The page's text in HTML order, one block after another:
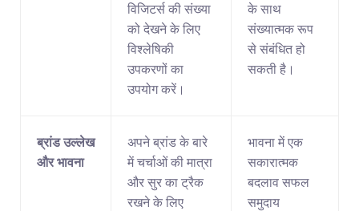
विजिटर्स की संख्या
को देखने के लिए
विश्लेषिकी
उपकरणों का
उपयोग करें।
के साथ
संख्यात्मक रूप
से संबंधित हो
सकती है।
ब्रांड उल्लेख
और भावना
अपने ब्रांड के बारे
में चर्चाओं की मात्रा
और सुर का ट्रैक
रखने के लिए
भावना में एक
सकारात्मक
बदलाव सफल
समुदाय